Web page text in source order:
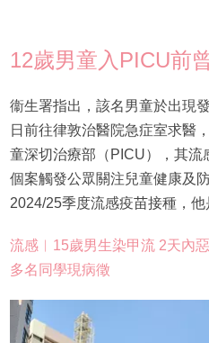
12歲男童入PICU前
衞生署指出，該名男童於出現
日前往律敦治醫院急症室求醫
童深切治療部（PICU），其流
個案觸發公眾關注兒童健康及
2024/25季度流感疫苗接種，他
流感︱15歲男生染甲流 2天內
多名同學現病徵